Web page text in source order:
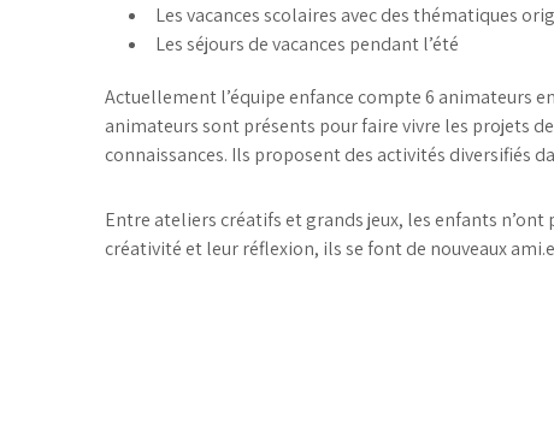
Les vacances scolaires avec des thématiques
Les séjours de vacances pendant l’été
Actuellement l’équipe enfance compte 6 animateurs
animateurs sont présents pour faire vivre les projets
connaissances. Ils proposent des activités diversifiés
Entre ateliers créatifs et grands jeux, les enfants n’ont
créativité et leur réflexion, ils se font de nouveaux